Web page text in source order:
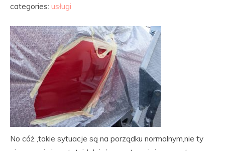
categories: usługi
No cóż ,takie sytuacje są na porządku normalnym,nie ty